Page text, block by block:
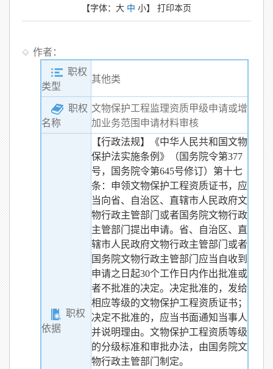
【字体： 大 中 小】 打印本页
作者：
职权
类型
其他类
职权
名称
文物保护工程监理资质甲级申请或增
加业务范围申请材料审核
职权
依据
【行政法规】《中华人民共和国文物
保护法实施条例》（国务院令第377
号，国务院令第645号修订）第十七
条：申领文物保护工程资质证书，应
当向省、自治区、直辖市人民政府文
物行政主管部门或者国务院文物行政
主管部门提出申请。省、自治区、直
辖市人民政府文物行政主管部门或者
国务院文物行政主管部门应当自收到
申请之日起30个工作日内作出批准或
者不批准的决定。决定批准的，发给
相应等级的文物保护工程资质证书；
决定不批准的，应当书面通知当事人
并说明理由。文物保护工程资质等级
的分级标准和审批办法，由国务院文
物行政主管部门制定。